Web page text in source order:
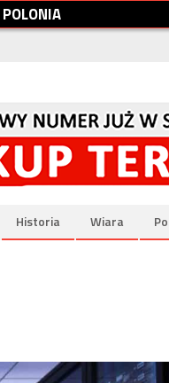
POLONIA
Historia Wiara